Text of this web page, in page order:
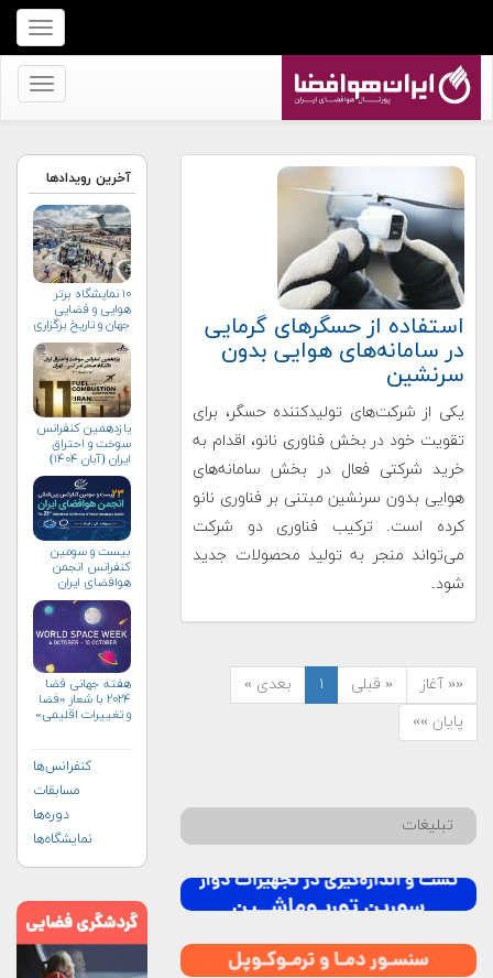
برای
نمایش
منو
برای
کنید
استفاده از حسگرهای گرمایی
در سامانه‌های هوایی بدون
سرنشین
یکی از شرکت‌های تولیدکننده حسگر، برای
تقویت خود در بخش فناوری ‌نانو، اقدام به
خرید شرکتی فعال در بخش سامانه‌های
هوایی بدون سرنشین مبتنی بر فناوری‌ نانو
کرده است. ترکیب فناوری دو شرکت
می‌تواند منجر به تولید محصولات جدید
شود.
«« آغاز « قبلی ۱
بعدی »
پایان »»
تبلیغات
آخرین رویدادها
۱۰ نمایشگاه برتر
هوایی و فضایی
جهان و تاریخ برگزاری
آن‌ها
یازدهمین کنفرانس
سوخت و احتراق
ایران (آبان‌ ۱۴۰۴)
بیست و سومین
کنفرانس انجمن
هوافضای ايران
هفته جهانی فضا
۲۰۲۴ با شعار «فضا
و تغییرات اقلیمی»
کنفرانس‌ها
مسابقات
دوره‌ها
نمایشگاه‌ها